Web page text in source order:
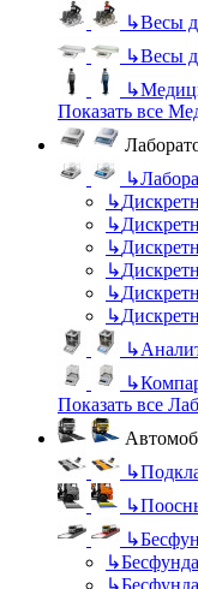
↳Весы
↳Весы
↳
Показать все
↳
↳
↳
↳
↳
↳
↳
↳
↳
Показать все
↳
↳
↳
↳
↳